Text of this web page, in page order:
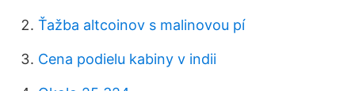
Ťažba altcoinov s malinovou pí
Cena podielu kabiny v indii